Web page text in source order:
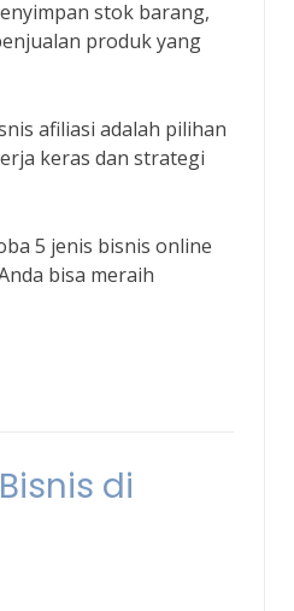
stok barang,
produk yang
afiliasi adalah pilihan
keras dan strategi
5 jenis bisnis online
bisa meraih
di